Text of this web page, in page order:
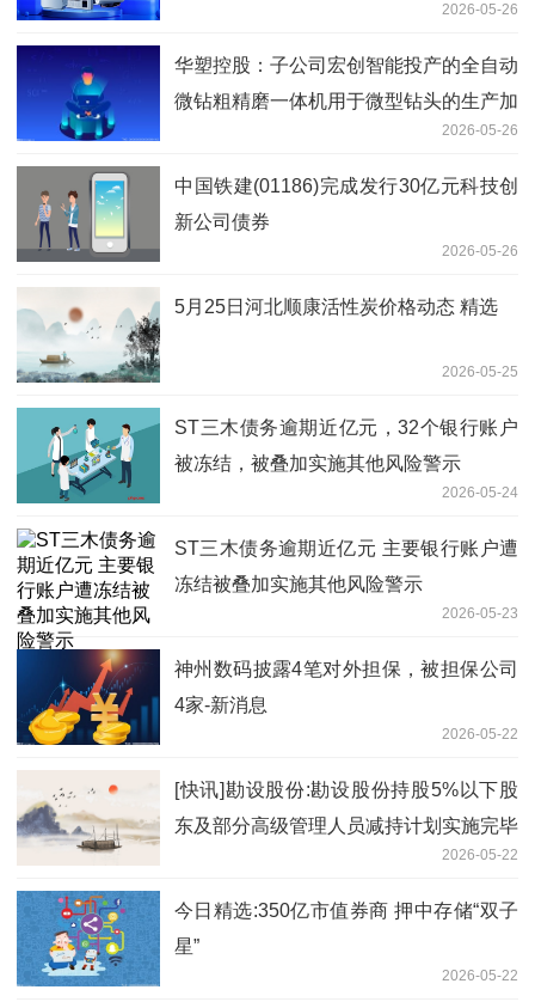
2026-05-26
华塑控股：子公司宏创智能投产的全自动
微钻粗精磨一体机用于微型钻头的生产加
2026-05-26
中国铁建(01186)完成发行30亿元科技创
新公司债券
2026-05-26
5月25日河北顺康活性炭价格动态 精选
2026-05-25
ST三木债务逾期近亿元，32个银行账户
被冻结，被叠加实施其他风险警示
2026-05-24
ST三木债务逾期近亿元 主要银行账户遭
冻结被叠加实施其他风险警示
2026-05-23
神州数码披露4笔对外担保，被担保公司
4家-新消息
2026-05-22
[快讯]勘设股份:勘设股份持股5%以下股
东及部分高级管理人员减持计划实施完毕
2026-05-22
今日精选:350亿市值券商 押中存储“双子
星”
2026-05-22